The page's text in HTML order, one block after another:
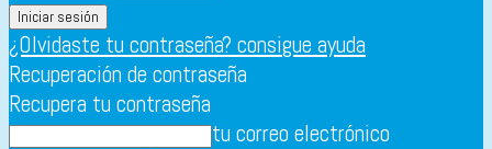
¿Olvidaste tu contraseña? consigue ayuda
Recuperación de contraseña
Recupera tu contraseña
tu correo electrónico